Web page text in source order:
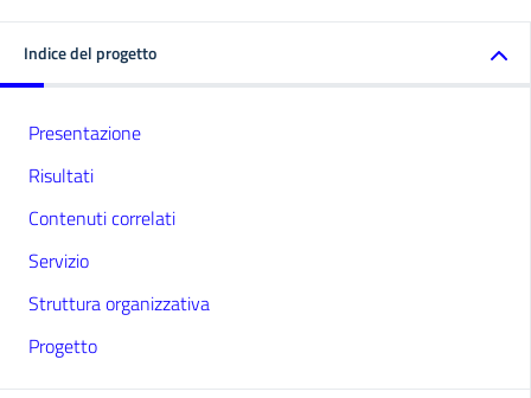
Indice del progetto
Presentazione
Risultati
Contenuti correlati
Servizio
Struttura organizzativa
Progetto